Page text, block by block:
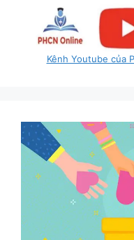
Kênh Youtube của